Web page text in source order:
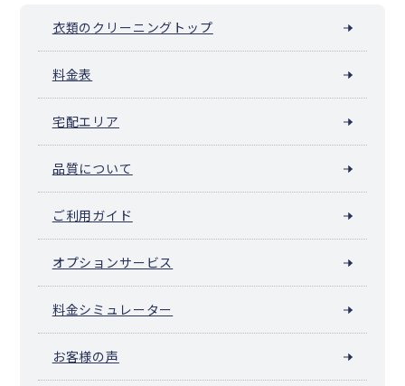
衣類のクリーニングトップ
料金表
宅配エリア
品質について
ご利用ガイド
オプションサービス
料金シミュレーター
お客様の声